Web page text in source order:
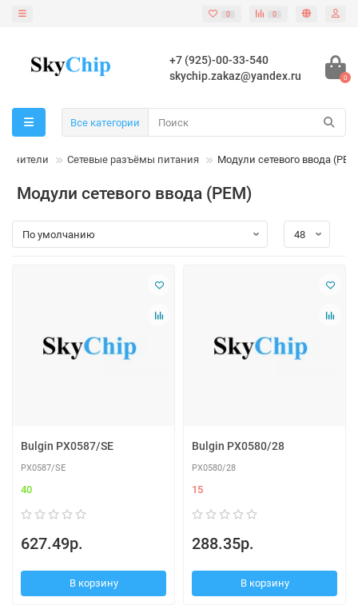
0 0
+7 (925)-00-33-540
skychip.zakaz@yandex.ru
0
Все категории
Сетевые разъёмы питания Модули сетевого ввода
Модули сетевого ввода (PEM)
Bulgin PX0587/SE
PX0587/SE
40
627.49р.
В корзину
Bulgin PX0580/28
PX0580/28
15
288.35р.
В корзину